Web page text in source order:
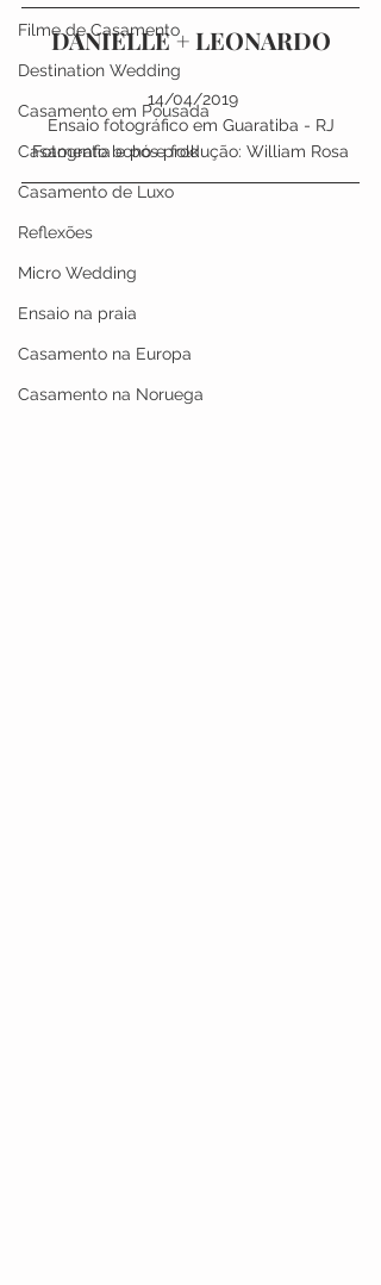
Filme de Casamento
Destination Wedding
Casamento em Pousada
Casamento boho e folk
Casamento de Luxo
Reflexões
Micro Wedding
Ensaio na praia
Casamento na Europa
Casamento na Noruega
DANIELLE + LEONARDO
14/04/2019
Ensaio fotográfico em Guaratiba - RJ
Fotografia e pós produção: William Rosa